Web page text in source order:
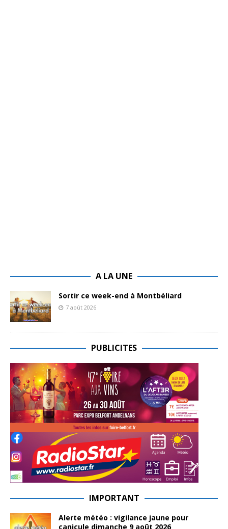
A LA UNE
Sortir ce week-end à Montbéliard
7 août 2026
PUBLICITES
IMPORTANT
Alerte météo : vigilance jaune pour
canicule dimanche 9 août 2026